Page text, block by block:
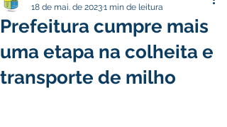
Prefeitura cumpre mais
uma etapa na colheita e
transporte de milho
18 de mai. de 20231 min de leitura